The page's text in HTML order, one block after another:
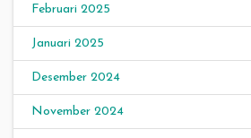
Februari 2025
Januari 2025
Desember 2024
November 2024